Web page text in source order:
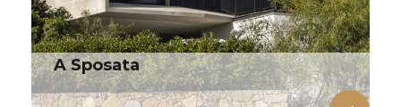
A Sposata